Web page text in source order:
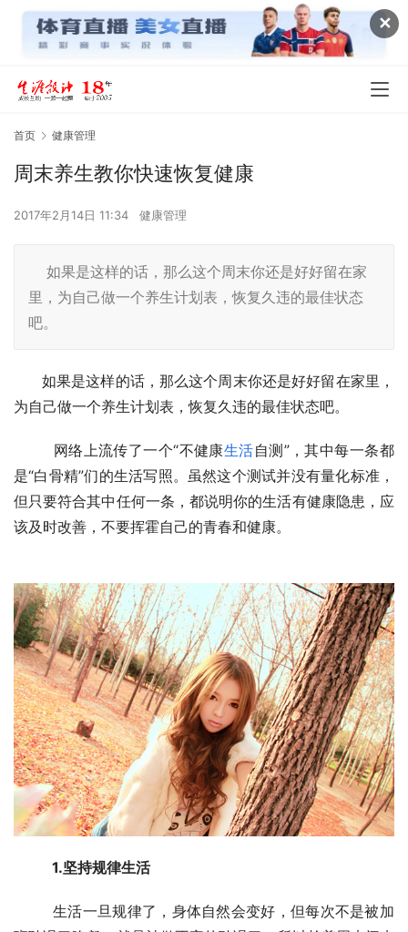
✕
首页 健康管理
周末养生教你快速恢复健康
2017年2月14日 11:34 健康管理
如果是这样的话，那么这个周末你还是好好留在家
里，为自己做一个养生计划表，恢复久违的最佳状态
吧。
为自己做一个养生计划表，恢复久违的最佳状态吧。
  　　网络上流传了一个“不健康
生活自测”，其中每一条都
是“白骨精”们的生活写照。虽然这个测试并没有量化标准，
但只要符合其中任何一条，都说明你的生活有健康隐患，应
该及时改善，不要挥霍自己的青春和健康。
1.坚持规律生活